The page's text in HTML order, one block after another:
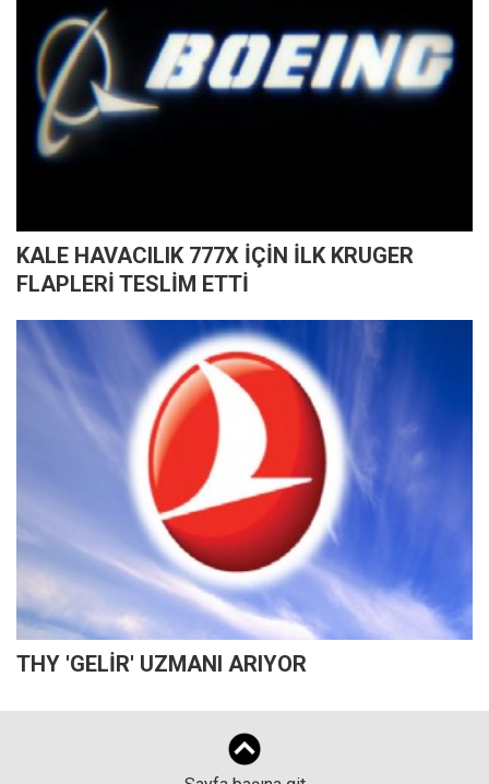
KALE HAVACILIK 777X İÇİN İLK KRUGER
FLAPLERİ TESLİM ETTİ
THY 'GELİR' UZMANI ARIYOR